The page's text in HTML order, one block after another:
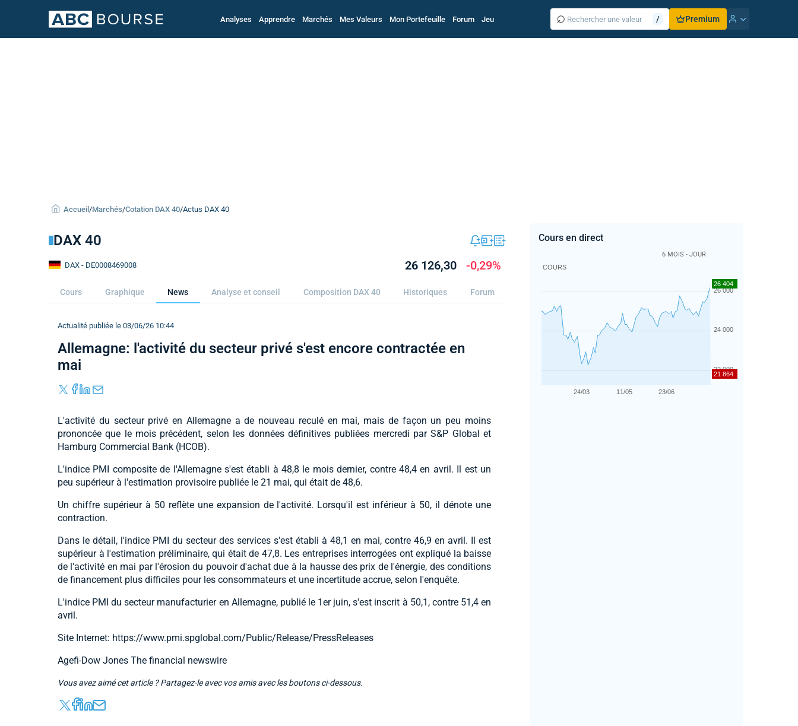
Analyses Apprendre Marchés Mes Valeurs Mon Portefeuille Forum Jeu ⌕ / Premium
Accueil /Marchés/Cotation DAX 40/Actus DAX 40
DAX 40
DAX - DE0008469008 26 126,30 -0,29%
Cours Graphique News Analyse et conseil Composition DAX 40 Historiques Forum
Actualité publiée le 03/06/26 10:44
Allemagne: l'activité du secteur privé s'est encore contractée en
mai
L'activité du secteur privé en Allemagne a de nouveau reculé en mai, mais de façon un peu moins
prononcée que le mois précédent, selon les données définitives publiées mercredi par S&P Global et
Hamburg Commercial Bank (HCOB).
L'indice PMI composite de l'Allemagne s'est établi à 48,8 le mois dernier, contre 48,4 en avril. Il est un
peu supérieur à l'estimation provisoire publiée le 21 mai, qui était de 48,6.
Un chiffre supérieur à 50 reflète une expansion de l'activité. Lorsqu'il est inférieur à 50, il dénote une
contraction.
Dans le détail, l'indice PMI du secteur des services s'est établi à 48,1 en mai, contre 46,9 en avril. Il est
supérieur à l'estimation préliminaire, qui était de 47,8. Les entreprises interrogées ont expliqué la baisse
de l'activité en mai par l'érosion du pouvoir d'achat due à la hausse des prix de l'énergie, des conditions
de financement plus difficiles pour les consommateurs et une incertitude accrue, selon l'enquête.
L'indice PMI du secteur manufacturier en Allemagne, publié le 1er juin, s'est inscrit à 50,1, contre 51,4 en
avril.
Site Internet: https://www.pmi.spglobal.com/Public/Release/PressReleases
Agefi-Dow Jones The financial newswire
Vous avez aimé cet article ? Partagez-le avec vos amis avec les boutons ci-dessous.
Cours en direct
6 MOIS - JOUR
COURS